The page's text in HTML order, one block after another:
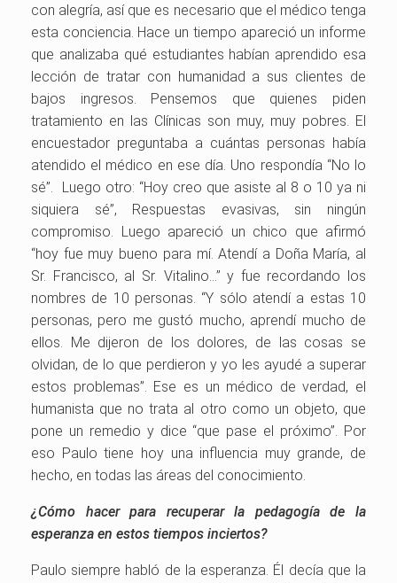
con alegría, así que es necesario que el médico tenga
esta conciencia. Hace un tiempo apareció un informe
que analizaba qué estudiantes habían aprendido esa
lección de tratar con humanidad a sus clientes de
bajos ingresos. Pensemos que quienes piden
tratamiento en las Clínicas son muy, muy pobres. El
encuestador preguntaba a cuántas personas había
atendido el médico en ese día. Uno respondía “No lo
sé”. Luego otro: “Hoy creo que asiste al 8 o 10 ya ni
siquiera sé”, Respuestas evasivas, sin ningún
compromiso. Luego apareció un chico que afirmó
“hoy fue muy bueno para mí. Atendí a Doña María, al
Sr. Francisco, al Sr. Vitalino…” y fue recordando los
nombres de 10 personas. “Y sólo atendí a estas 10
personas, pero me gustó mucho, aprendí mucho de
ellos. Me dijeron de los dolores, de las cosas se
olvidan, de lo que perdieron y yo les ayudé a superar
estos problemas”. Ese es un médico de verdad, el
humanista que no trata al otro como un objeto, que
pone un remedio y dice “que pase el próximo”. Por
eso Paulo tiene hoy una influencia muy grande, de
hecho, en todas las áreas del conocimiento.
¿Cómo hacer para recuperar la pedagogía de la
esperanza en estos tiempos inciertos?
Paulo siempre habló de la esperanza. Él decía que la